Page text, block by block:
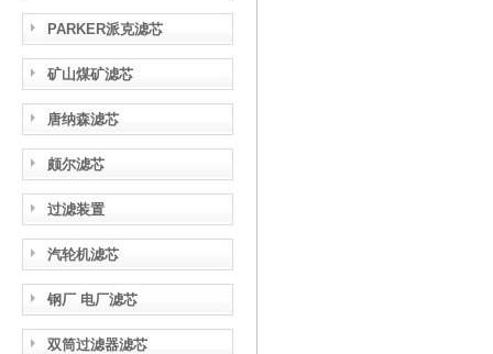
PARKER派克滤芯
矿山煤矿滤芯
唐纳森滤芯
颇尔滤芯
过滤装置
汽轮机滤芯
钢厂 电厂滤芯
双筒过滤器滤芯